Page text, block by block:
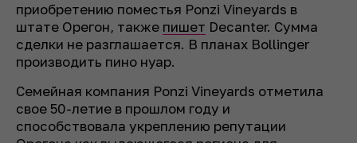
приобретению поместья Ponzi Vineyards в
штате Орегон, также пишет Decanter. Сумма
сделки не разглашается. В планах Bollinger
производить пино нуар.
Семейная компания Ponzi Vineyards отметила
свое 50-летие в прошлом году и
способствовала укреплению репутации